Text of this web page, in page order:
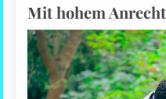
Mit hohem